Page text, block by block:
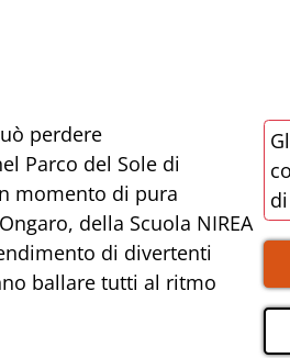
perdere
Parco del Sole di
momento di pura
della Scuola NIREA
di divertenti
ballare tutti al ritmo